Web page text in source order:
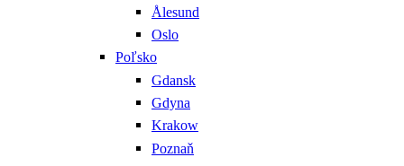
Ålesund
Oslo
Poľsko
Gdansk
Gdyna
Krakow
Poznaň